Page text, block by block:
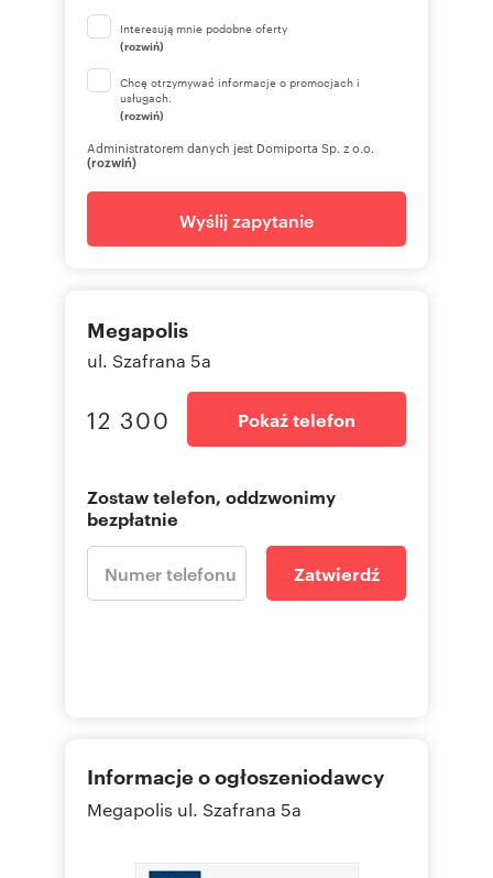
Interesują mnie podobne oferty
(rozwiń)
Chcę otrzymywać informacje o promocjach i
usługach.
(rozwiń)
Administratorem danych jest Domiporta Sp. z o.o.
(rozwiń)
Wyślij zapytanie
Megapolis
ul. Szafrana 5a
12 300 Pokaż telefon
Zostaw telefon, oddzwonimy
bezpłatnie
Zatwierdź
Informacje o ogłoszeniodawcy
Megapolis ul. Szafrana 5a